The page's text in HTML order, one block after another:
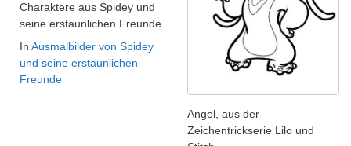
Charaktere aus Spidey und
seine erstaunlichen Freunde
In Ausmalbilder von Spidey
und seine erstaunlichen
Freunde
Angel, aus der
Zeichentrickserie Lilo und